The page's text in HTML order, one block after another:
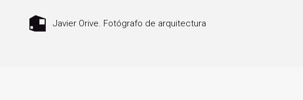
Javier Orive. Fotógrafo de arquitectura